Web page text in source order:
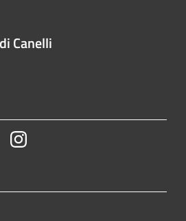
Canelli
Instagram